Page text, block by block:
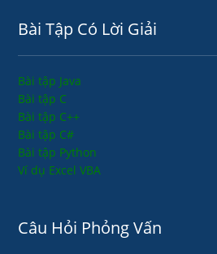
Bài Tập Có Lời Giải
Bài tập Java
Bài tập C
Bài tập C++
Bài tập C#
Bài tập Python
Ví dụ Excel VBA
Câu Hỏi Phỏng Vấn